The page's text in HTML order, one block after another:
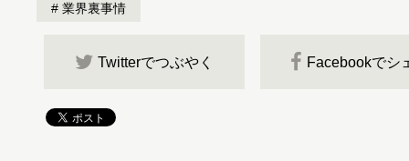
業界裏事情
Twitterでつぶやく Facebookでシ